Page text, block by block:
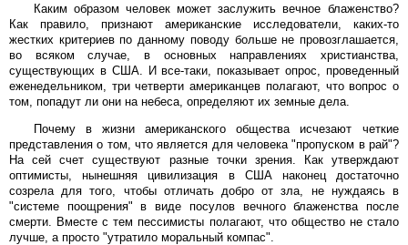
Каким образом человек может заслужить вечное блаженство?
Как правило, признают американские исследователи, каких-то
жестких критериев по данному поводу больше не провозглашается,
во всяком случае, в основных направлениях христианства,
существующих в США. И все-таки, показывает опрос, проведенный
еженедельником, три четверти американцев полагают, что вопрос о
том, попадут ли они на небеса, определяют их земные дела.
Почему в жизни американского общества исчезают четкие
представления о том, что является для человека "пропуском в рай"?
На сей счет существуют разные точки зрения. Как утверждают
оптимисты, нынешняя цивилизация в США наконец достаточно
созрела для того, чтобы отличать добро от зла, не нуждаясь в
"системе поощрения" в виде посулов вечного блаженства после
смерти. Вместе с тем пессимисты полагают, что общество не стало
лучше, а просто "утратило моральный компас".